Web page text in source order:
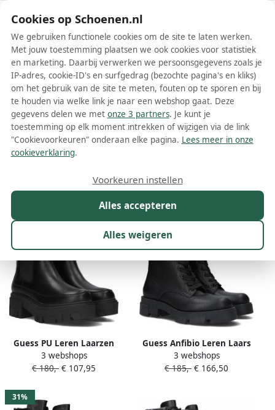
Schoenen.nl
Wis filters Alle filters
Guess dames enkellaarsjes
Meer lezen
40%
Guess PU Leren Laarzen
Noir Tons Ronde Neus
Sleehak Black Dames
3 webshops
€ 180,- € 107,95
Guess Anfibio Leren Laars
met Carrarmato-zool Black
Dames
3 webshops
€ 185,- € 166,50
31%
Cookies op Schoenen.nl
We gebruiken functionele cookies om de site te laten werken.
Met jouw toestemming plaatsen we ook cookies voor statistiek
en marketing. Daarbij verwerken we persoonsgegevens zoals je
IP-adres, cookie-ID's en surfgedrag (bezochte pagina's en kliks)
om het gebruik van de site te meten, fouten op te sporen en bij
te houden via welke link je naar een webshop gaat. Deze
gegevens delen we met onze 3 partners. Je kunt je
toestemming op elk moment intrekken of wijzigen via de link
"Cookievoorkeuren" onderaan elke pagina. Lees meer in onze
cookieverklaring.
Alles accepteren
Alles weigeren
Voorkeuren instellen